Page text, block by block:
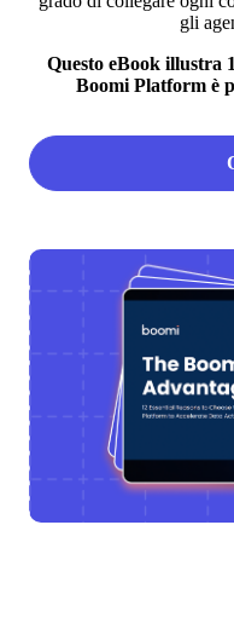
gli
Questo eBook illustra
Boomi Platform è